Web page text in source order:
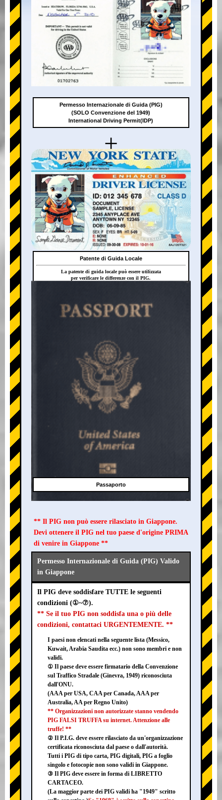
+
+
Permesso Internazionale di Guida (PIG)
(SOLO Convenzione del 1949)
International Driving Permit(IDP)
Patente di Guida Locale
La patente di guida locale può essere utilizzata
per verificare le differenze con il PIG.
Passaporto
** Il PIG non può essere rilasciato in Giappone.
Devi ottenere il PIG nel tuo paese d'origine PRIMA
di venire in Giappone **
Permesso Internazionale di Guida (PIG) Valido
in Giappone
Il PIG deve soddisfare TUTTE le seguenti
condizioni (①~⑦).
** Se il tuo PIG non soddisfa una o più delle
condizioni, contattaci URGENTEMENTE. **
I paesi non elencati nella seguente lista (Messico,
Kuwait, Arabia Saudita ecc.) non sono membri e non
validi.
① Il paese deve essere firmatario della Convenzione
sul Traffico Stradale (Ginevra, 1949) riconosciuta
dall'ONU.
(AAA per USA, CAA per Canada, AAA per
Australia, AA per Regno Unito)
** Organizzazioni non autorizzate stanno vendendo
PIG FALSI TRUFFA su internet. Attenzione alle
truffe! **
② Il P.I.G. deve essere rilasciato da un'organizzazione
certificata riconosciuta dal paese o dall'autorità.
Tutti i PIG di tipo carta, PIG digitali, PIG a foglio
singolo e fotocopie non sono validi in Giappone.
③ Il PIG deve essere in forma di LIBRETTO
CARTACEO.
(La maggior parte dei PIG validi ha "1949" scritto